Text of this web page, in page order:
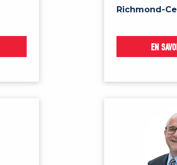
Richmond-
EN